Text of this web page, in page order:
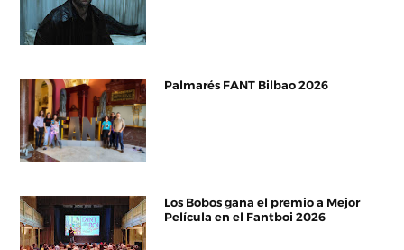
Palmarés FANT Bilbao 2026
Los Bobos gana el premio a Mejor
Película en el Fantboi 2026